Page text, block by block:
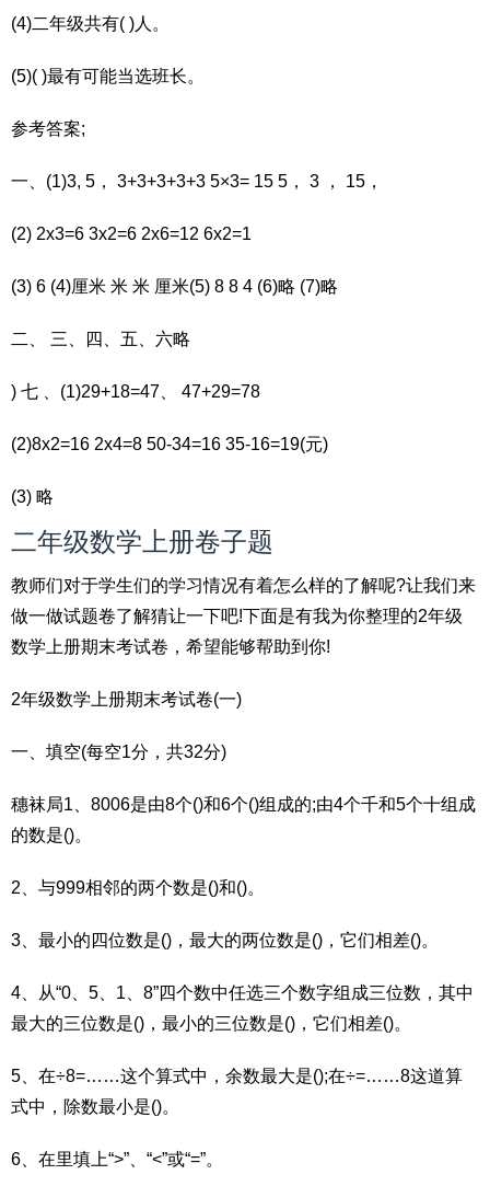
(4)二年级共有( )人。
(5)( )最有可能当选班长。
参考答案;
一、(1)3, 5， 3+3+3+3+3 5×3= 15 5， 3 ， 15，
(2) 2x3=6 3x2=6 2x6=12 6x2=1
(3) 6 (4)厘米 米 米 厘米(5) 8 8 4 (6)略 (7)略
二、 三、四、五、六略
) 七 、(1)29+18=47、 47+29=78
(2)8x2=16 2x4=8 50-34=16 35-16=19(元)
(3) 略
二年级数学上册卷子题
教师们对于学生们的学习情况有着怎么样的了解呢?让我们来
做一做试题卷了解猜让一下吧!下面是有我为你整理的2年级
数学上册期末考试卷，希望能够帮助到你!
2年级数学上册期末考试卷(一)
一、填空(每空1分，共32分)
穗袜局1、8006是由8个()和6个()组成的;由4个千和5个十组成
的数是()。
2、与999相邻的两个数是()和()。
3、最小的四位数是()，最大的两位数是()，它们相差()。
4、从“0、5、1、8”四个数中任选三个数字组成三位数，其中
最大的三位数是()，最小的三位数是()，它们相差()。
5、在÷8=……这个算式中，余数最大是();在÷=……8这道算
式中，除数最小是()。
6、在里填上“>”、“<”或“=”。